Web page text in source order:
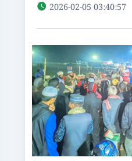
2026-02-05 03:40:57